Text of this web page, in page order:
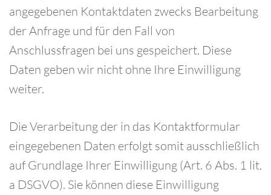
angegebenen Kontaktdaten zwecks Bearbeitung
der Anfrage und für den Fall von
Anschlussfragen bei uns gespeichert. Diese
Daten geben wir nicht ohne Ihre Einwilligung
weiter.
Die Verarbeitung der in das Kontaktformular
eingegebenen Daten erfolgt somit ausschließlich
auf Grundlage Ihrer Einwilligung (Art. 6 Abs. 1 lit.
a DSGVO). Sie können diese Einwilligung